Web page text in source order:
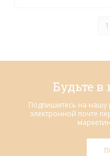
1
Будьте в
Подпишитесь на нашу
электронной почте